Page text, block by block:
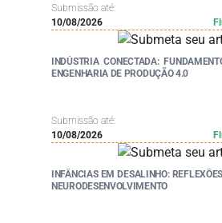
Submissão até:
10/08/2026
INDÚSTRIA CONECTADA:
ENGENHARIA DE PRODUÇÃO 4.0
Submissão até:
10/08/2026
INFÂNCIAS EM DESALINHO:
NEURODESENVOLVIMENTO